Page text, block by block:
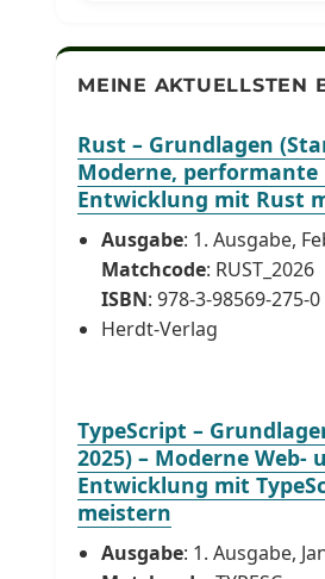
MEINE AKTUELLSTEN
Rust – Grundlagen
Moderne, performante
Entwicklung mit Rust
Ausgabe: 1. Ausgabe,
Matchcode: RUST_2026
ISBN: 978-3-98569-275-0
Herdt-Verlag
TypeScript –
2025) – Moderne Web-
Entwicklung mit
meistern
Ausgabe: 1. Ausgabe,